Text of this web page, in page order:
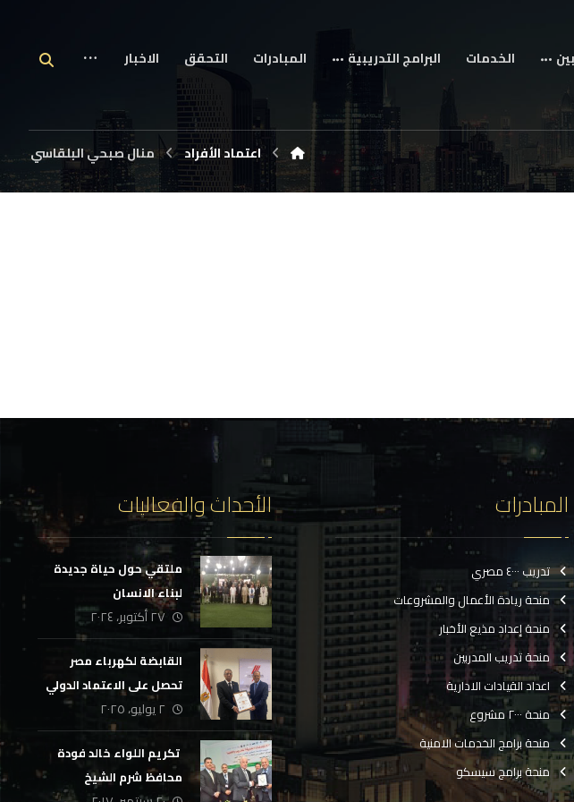
الخدمات البرامج التدريبية المبادرات التحقق الاخبار
اعتماد الأفراد منال صبحي البلقاسي
المبادرات
تدريب ٤٠٠٠ مصري
منحة ريادة الأعمال والمشروعات
منحة إعداد مذيع الأخبار
منحة تدريب المدربين
اعداد القيادات الادارية
منحة ٢٠٠٠ مشروع
منحة برامج الخدمات الامنية
منحة برامج سيسكو
الأحداث والفعاليات
ملتقي حول حياة جديدة
لبناء الانسان
٢٧ أكتوبر، ٢٠٢٤
القابضة لكهرباء مصر
تحصل على الاعتماد الدولي
لمركز إعداد القادة
٢ يوليو، ٢٠٢٥
‏ تكريم اللواء خالد فودة
محافظ شرم الشيخ